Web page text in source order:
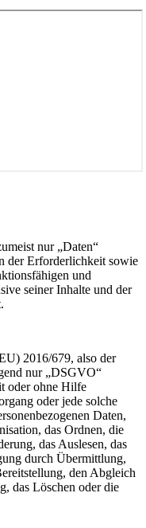
nur „Daten“
der Erforderlichkeit sowie
und
seiner Inhalte und der
2016/679, also der
nur „DSGVO“
oder ohne Hilfe
oder jede solche
Daten,
das Ordnen, die
das Auslesen, das
durch Übermittlung,
den Abgleich
das Löschen oder die